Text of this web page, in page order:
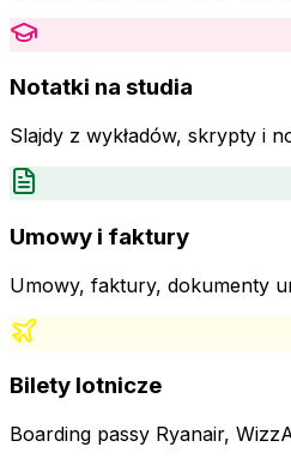
Notatki na studia
Slajdy z wykładów, skrypty i
Umowy i faktury
Umowy, faktury, dokumenty
Bilety lotnicze
Boarding passy Ryanair,